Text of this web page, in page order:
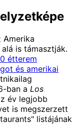
Amerika
is támasztják.
étterem
és amerikai
ban a Los
év legjobb
is megszerzett
listájának